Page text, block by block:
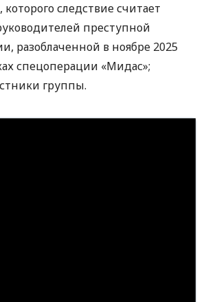
следствие считает
преступной
разоблаченной в ноябре 2025
спецоперации «Мидас»;
группы.